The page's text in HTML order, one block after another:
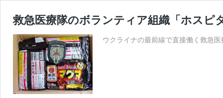
救急医療隊のボランティア組織「ホスピ
ウクライナの最前線で直接働く救急